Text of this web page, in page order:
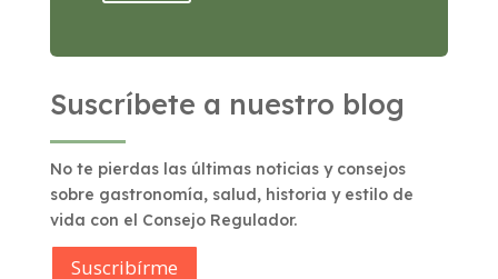
Suscríbete a nuestro blog
No te pierdas las últimas noticias y consejos
sobre gastronomía, salud, historia y estilo de
vida con el Consejo Regulador.
Suscribírme